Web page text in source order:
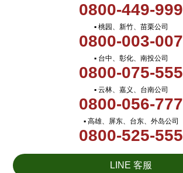
0800-449-999
▪ 桃园、新竹、苗栗公司
0800-003-007
▪ 台中、彰化、南投公司
0800-075-555
▪ 云林、嘉义、台南公司
0800-056-777
▪ 高雄、屏东、台东、外岛公司
0800-525-555
LINE 客服